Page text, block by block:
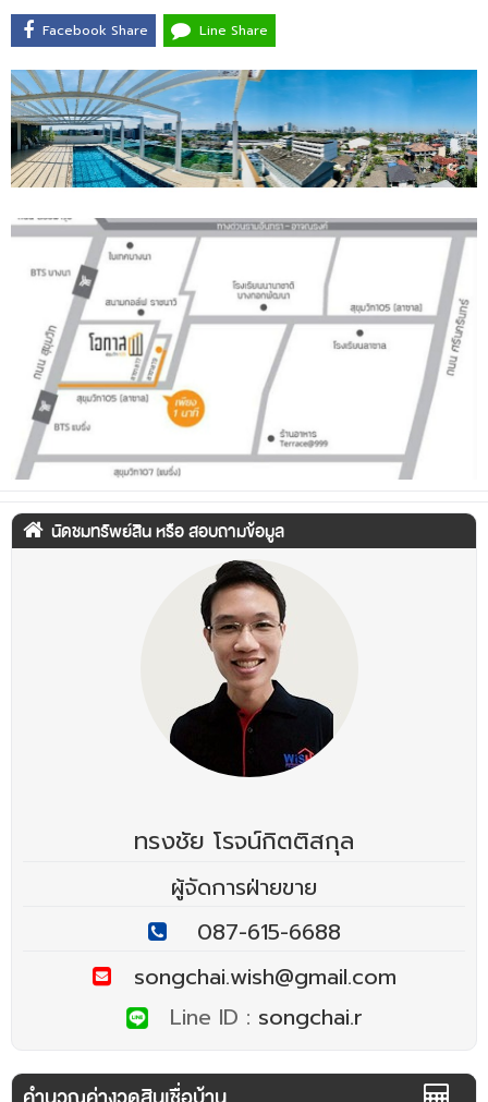
Facebook Share Line Share
นัดชมทรัพย์สิน หรือ สอบถามข้อมูล
ทรงชัย โรจน์กิตติสกุล
ผู้จัดการฝ่ายขาย
087-615-6688
songchai.wish@gmail.com
Line ID : songchai.r